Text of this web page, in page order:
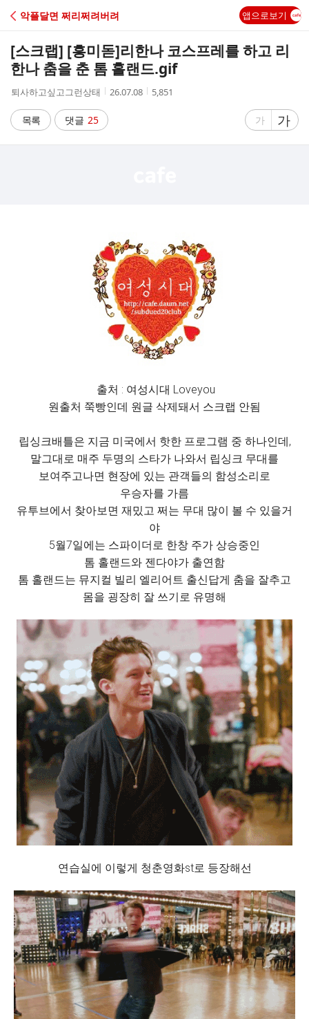
C
A
악플달면 쩌리쩌려버려 앱으로보기
[스크랩] [흥미돋]리한나 코스프레를 하고 리
한나 춤을 춘 톰 홀랜드.gif
작
자
퇴사하고싶고그런상태
작
26.07.08
조
5,851
목록 댓글 25
글
가
글
자
가
출처 : 여성시대 Loveyou
원출처 쭉빵인데 원글 삭제돼서 스크랩 안됨
립싱크배틀은 지금 미국에서 핫한 프로그램 중 하나인데,
말그대로 매주 두명의 스타가 나와서 립싱크 무대를
보여주고나면 현장에 있는 관객들의 함성소리로
우승자를 가름
유투브에서 찾아보면 재밌고 쩌는 무대 많이 볼 수 있을거
야
5월7일에는 스파이더로 한창 주가 상승중인
톰 홀랜드와 젠다야가 출연함
톰 홀랜드는 뮤지컬 빌리 엘리어트 출신답게 춤을 잘추고
몸을 굉장히 잘 쓰기로 유명해
연습실에 이렇게 청춘영화st로 등장해선